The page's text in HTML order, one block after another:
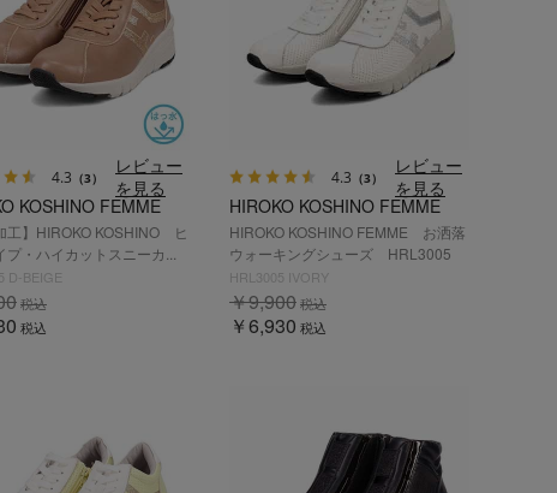
4.3 （3）
レビュー
を見る
KOSHINO FEMME
工】HIROKO KOSHINO ヒ
プ・ハイカットスニーカ...
D-BEIGE
税込
税込
4.3 （3）
レビュー
を見る
HIROKO KOSHINO FEMME
HIROKO KOSHINO FEMME お洒落
ウォーキングシューズ HRL3005
HRL3005 IVORY
￥6,930 税込
￥9,900税込